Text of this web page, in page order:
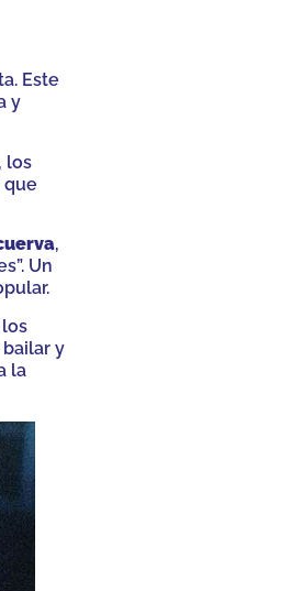
Este
y
los
que
,
Un
y
la